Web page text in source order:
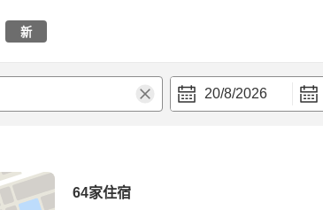
新
20/8/2026
64家住宿